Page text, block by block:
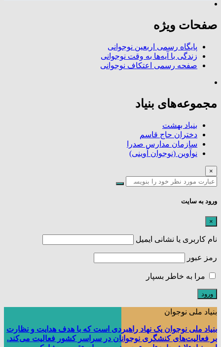
صفحات ویژه
پایگاه رسمی اربعین نوجوانی
زندگی با آیه‌ها به وقت نوجوانی
صفحه رسمی اعتکاف نوجوانی
مجموعه‌های بنیاد
بنیاد بهشت
دختران حاج قاسم
سازمان مدارس صدرا
نوآوین (نوجوان آوینی)
×
ورود به سایت
×
نام کاربری یا نشانی ایمیل
رمز عبور
مرا به خاطر بسپار
بنیاد ملی نوجوان
بنیاد ملی نوجوان یک نهاد راهبردی است که با هدف هدایت و نظارت
بر فعالیت‌های کنشگری نوجوانان در سراسر کشور فعالیت می‌کند.